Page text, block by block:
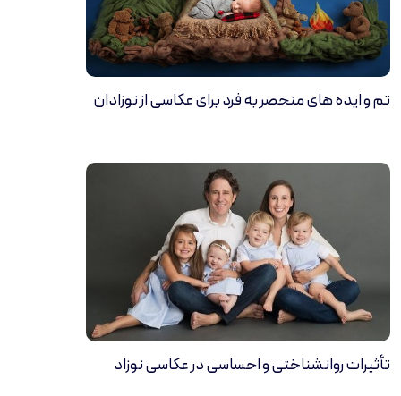
تم و ایده های منحصر به فرد برای عکاسی از نوزادان
تأثیرات روانشناختی و احساسی در عکاسی نوزاد